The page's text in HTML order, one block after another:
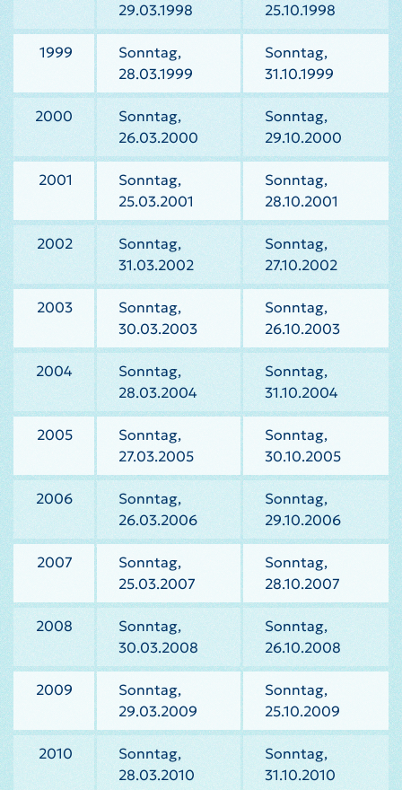
29.03.1998
25.10.1998
1999
Sonntag,
28.03.1999
Sonntag,
31.10.1999
2000
Sonntag,
26.03.2000
Sonntag,
29.10.2000
2001
Sonntag,
25.03.2001
Sonntag,
28.10.2001
2002
Sonntag,
31.03.2002
Sonntag,
27.10.2002
2003
Sonntag,
30.03.2003
Sonntag,
26.10.2003
2004
Sonntag,
28.03.2004
Sonntag,
31.10.2004
2005
Sonntag,
27.03.2005
Sonntag,
30.10.2005
2006
Sonntag,
26.03.2006
Sonntag,
29.10.2006
2007
Sonntag,
25.03.2007
Sonntag,
28.10.2007
2008
Sonntag,
30.03.2008
Sonntag,
26.10.2008
2009
Sonntag,
29.03.2009
Sonntag,
25.10.2009
2010
Sonntag,
28.03.2010
Sonntag,
31.10.2010